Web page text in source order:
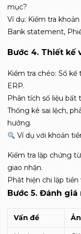
mục?
Ví dụ: Kiểm tra
Bank statement,
Bước 4. Thiết kế
Kiểm tra chéo: Sổ kế
ERP.
Phân tích số liệu bất
Thống kê sai lệch,
hưởng.
Ví dụ với khoản
Kiểm tra lặp chứng
giao nhận.
Phát hiện chi lặp
Bước 5. Đánh
Vấn đề